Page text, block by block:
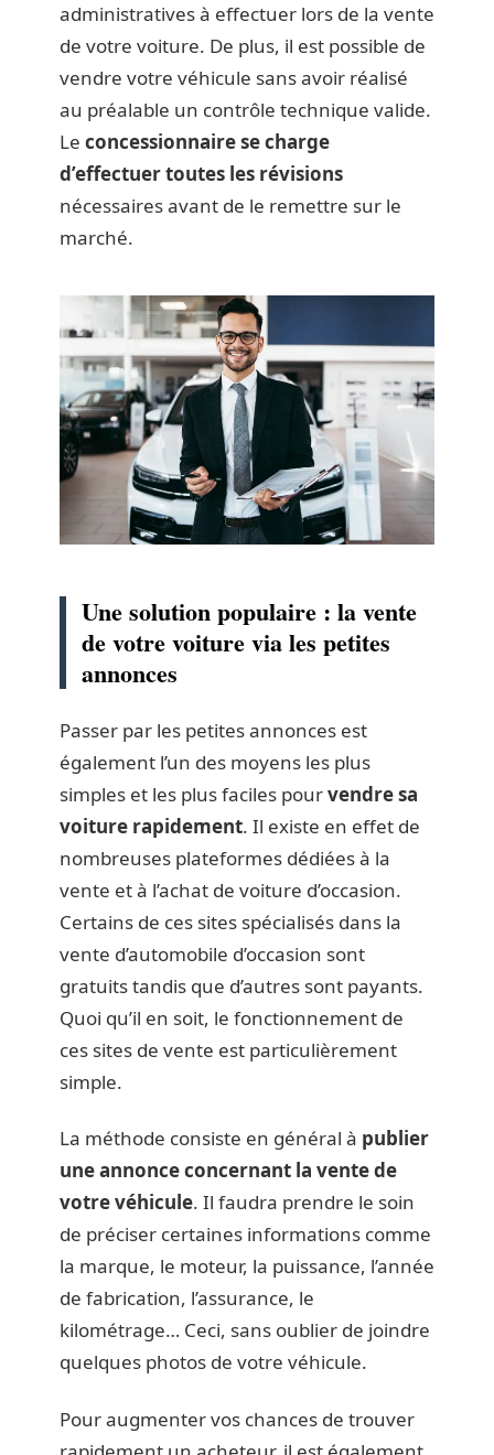
administratives à effectuer lors de la vente
de votre voiture. De plus, il est possible de
vendre votre véhicule sans avoir réalisé
au préalable un contrôle technique valide.
Le concessionnaire se charge
d’effectuer toutes les révisions
nécessaires avant de le remettre sur le
marché.
Une solution populaire : la vente
de votre voiture via les petites
annonces
Passer par les petites annonces est
également l’un des moyens les plus
simples et les plus faciles pourvendre sa
voiture rapidement. Il existe en effet de
nombreuses plateformes dédiées à la
vente et à l’achat de voiture d’occasion.
Certains de ces sites spécialisés dans la
vente d’automobile d’occasion sont
gratuits tandis que d’autres sont payants.
Quoi qu’il en soit, le fonctionnement de
ces sites de vente est particulièrement
simple.
La méthode consiste en général à publier
une annonce concernant la vente de
votre véhicule. Il faudra prendre le soin
de préciser certaines informations comme
la marque, le moteur, la puissance, l’année
de fabrication, l’assurance, le
kilométrage… Ceci, sans oublier de joindre
quelques photos de votre véhicule.
Pour augmenter vos chances de trouver